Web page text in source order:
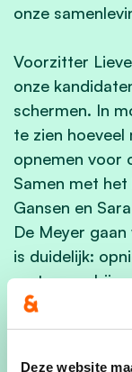
Deze website
onze
Voorzitter
onze
schermen. In
te zien hoeveel
opnemen voor
Samen met
Gansen en
De Meyer
is duidelijk:
met ons erbij
bruisende en